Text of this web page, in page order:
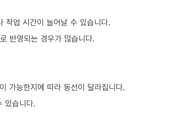
작업 시간이 늘어날 수 있습니다.
반영되는 경우가 많습니다.
가능한지에 따라 동선이 달라집니다.
있습니다.